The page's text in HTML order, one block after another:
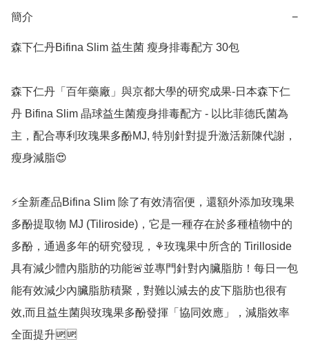
簡介 −
森下仁丹Bifina Slim 益生菌 瘦身排毒配方 30包
森下仁丹「百年藥廠」與京都大學的研究成果-日本森下仁
丹 Bifina Slim 晶球益生菌瘦身排毒配方 - 以比菲德氏菌為
主，配合專利玫瑰果多酚MJ, 特別針對提升激活新陳代謝，
瘦身減脂😍
⚡️全新產品Bifina Slim 除了有效清宿便，還額外添加玫瑰果
多酚提取物 MJ (Tiliroside)，它是一種存在於多種植物中的
多酚，通過多年的研究發現，⚘️玫瑰果中所含的 Tirilloside
具有減少體內脂肪的功能🚨並專門針對內臟脂肪！每日一包
能有效減少內臟脂肪積聚，對難以減去的皮下脂肪也很有
效,而且益生菌與玫瑰果多酚發揮「協同效應」，減脂效率
全面提升🆙️🆙️